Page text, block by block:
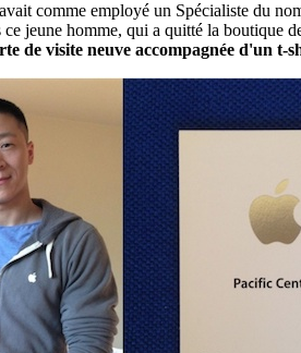
comme employé un Spécialiste du
ce jeune homme, qui a quitté la boutique
de visite neuve accompagnée d'un